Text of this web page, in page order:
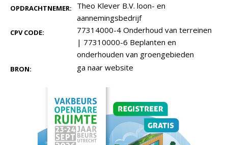
OPDRACHTNEMER:
Theo Klever B.V. loon- en
aannemingsbedrijf
CPV CODE:
77314000-4 Onderhoud van terreinen
| 77310000-6 Beplanten en
onderhouden van groengebieden
BRON: ga naar website